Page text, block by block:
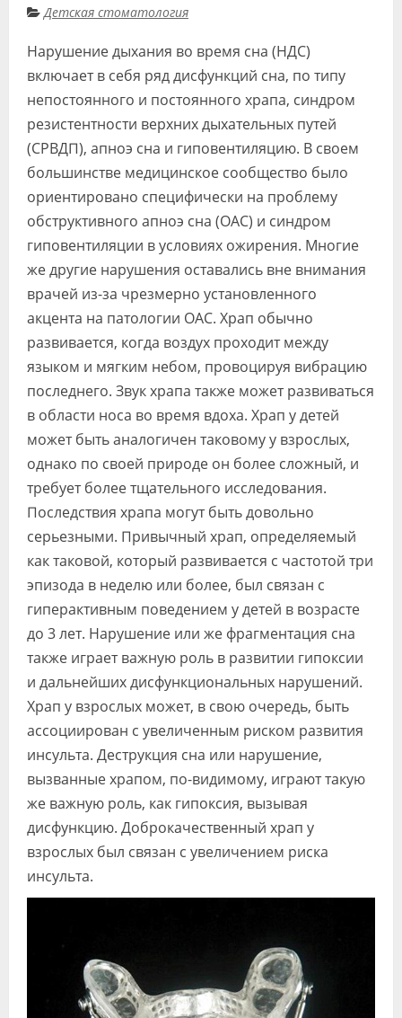
Видео
Форум
Специалисты
Галерея
Блоги
Лаборатории
Детская стоматология
Нарушение дыхания во время сна (НДС)
включает в себя ряд дисфункций сна, по типу
непостоянного и постоянного храпа, синдром
резистентности верхних дыхательных путей
(СРВДП), апноэ сна и гиповентиляцию. В своем
большинстве медицинское сообщество было
ориентировано специфически на проблему
обструктивного апноэ сна (ОАС) и синдром
гиповентиляции в условиях ожирения. Многие
же другие нарушения оставались вне внимания
врачей из-за чрезмерно установленного
акцента на патологии ОАС. Храп обычно
развивается, когда воздух проходит между
языком и мягким небом, провоцируя вибрацию
последнего. Звук храпа также может развиваться
в области носа во время вдоха. Храп у детей
может быть аналогичен таковому у взрослых,
однако по своей природе он более сложный, и
требует более тщательного исследования.
Последствия храпа могут быть довольно
серьезными. Привычный храп, определяемый
как таковой, который развивается с частотой три
эпизода в неделю или более, был связан с
гиперактивным поведением у детей в возрасте
до 3 лет. Нарушение или же фрагментация сна
также играет важную роль в развитии гипоксии
и дальнейших дисфункциональных нарушений.
Храп у взрослых может, в свою очередь, быть
ассоциирован с увеличенным риском развития
инсульта. Деструкция сна или нарушение,
вызванные храпом, по-видимому, играют такую
же важную роль, как гипоксия, вызывая
дисфункцию. Доброкачественный храп у
взрослых был связан с увеличением риска
инсульта.